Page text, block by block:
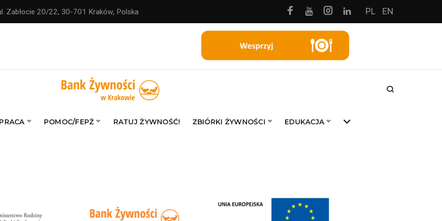
Zabłocie 20/22, 30-701 Kraków, Polska
Facebook
Youtube
Instagram
Linkedin
PL EN
POMOC/FEPŻ RATUJ ŻYWNOŚĆ! ZBIÓRKI ŻYWNOŚCI EDUKACJA